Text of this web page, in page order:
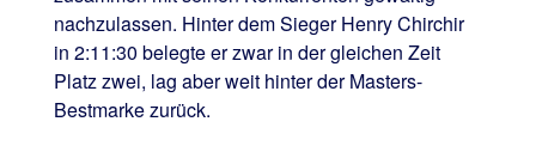
nachzulassen. Hinter dem Sieger Henry Chirchir
in 2:11:30 belegte er zwar in der gleichen Zeit
Platz zwei, lag aber weit hinter der Masters-
Bestmarke zurück.